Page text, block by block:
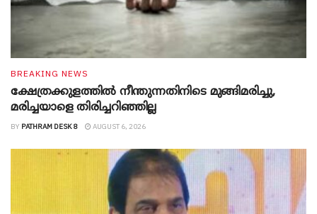
BREAKING NEWS
ക്ഷേത്രക്കുളത്തില്‍ നീന്തുന്നതിനിടെ മുങ്ങിമരിച്ചു,
മരിച്ചയാളെ തിരിച്ചറിഞ്ഞില്ല
BY PATHRAM DESK 8 AUGUST 6, 2026